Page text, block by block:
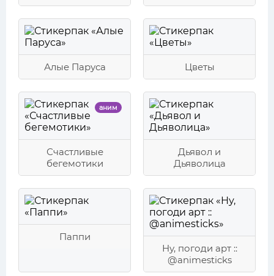
Алые Паруса Цветы
аним
Счастливые
бегемотики
Дьявол и
Дьяволица
Паппи
Ну, погоди арт ::
@animesticks